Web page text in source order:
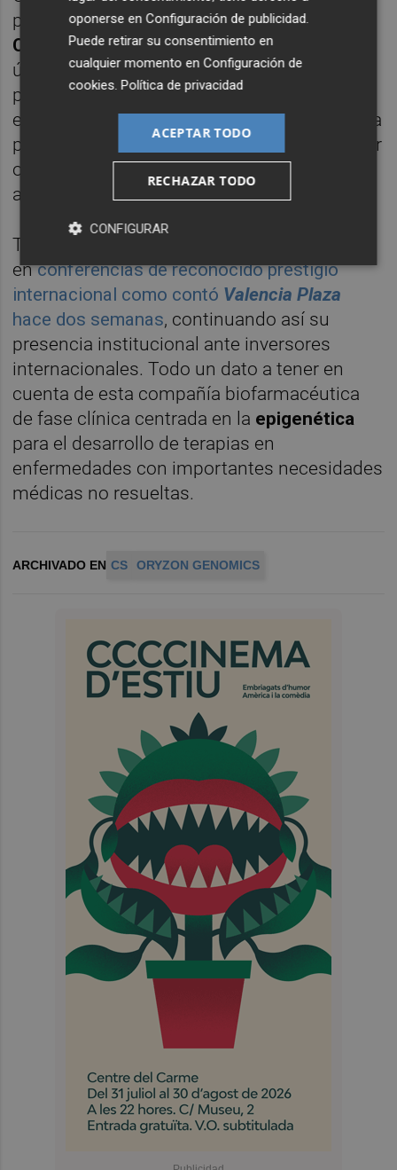
por el pertinente hecho relevante en la
CNMV
, apuntó como hito importante en la
última parte del año el reclutamiento de
pacientes en dos nuevos estudios clínicos
en leucemia y en cáncer de pulmón de célula
pequeña con
Iadademstatdespués de haber
obtenido las correspondientes
autorizaciones de las agencias regulatorias.
Todo ello mientras sigue estando presente
enconferencias de reconocido prestigio
internacional como contó Valencia Plaza
hace dos semanas, continuando así su
presencia institucional ante inversores
internacionales. Todo un dato a tener en
cuenta de esta compañía biofarmacéutica
de fase clínica centrada en la epigenética
para el desarrollo de terapias en
enfermedades con importantes necesidades
médicas no resueltas.
ARCHIVADO EN CS ORYZON GENOMICS
oponerse enConfiguración de publicidad.
Puede retirar su consentimiento en
cualquier momento enConfiguración de
cookies.Política de privacidad
ACEPTAR TODO
RECHAZAR TODO
CONFIGURAR